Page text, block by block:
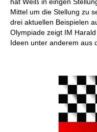
Mittel um die Stellung zu
drei aktuellen Beispielen
Olympiade zeigt IM
Ideen unter anderem aus